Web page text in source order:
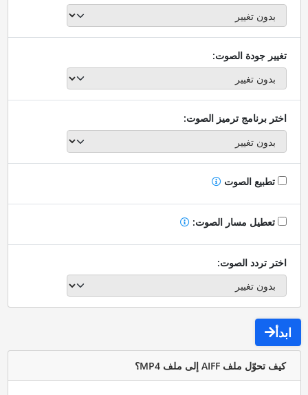
تغيير جودة الصوت:
اختر برنامج ترميز الصوت:
تطبيع الصوت
تعطيل مسار الصوت:
اختر تردد الصوت:
ابدأ
كيف تحوّل ملف AIFF إلى ملف MP4؟